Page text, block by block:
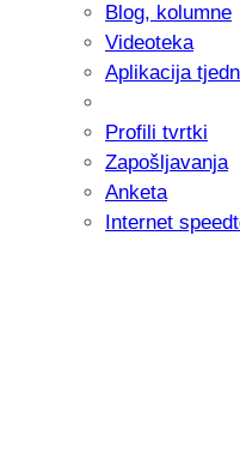
Samsung
donijelo
Blog, kolumne
Videoteka
Aplikacija
Profili tvrtki
Zapošljavanja
Anketa
Internet